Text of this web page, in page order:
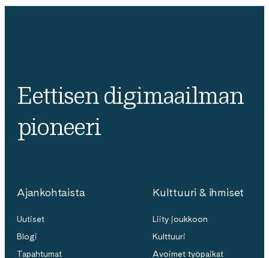
Eettisen digimaailman
pioneeri
Ajankohtaista
Uutiset
Blogi
Tapahtumat
Kulttuuri & ihmiset
Liity joukkoon
Kulttuuri
Avoimet työpaikat